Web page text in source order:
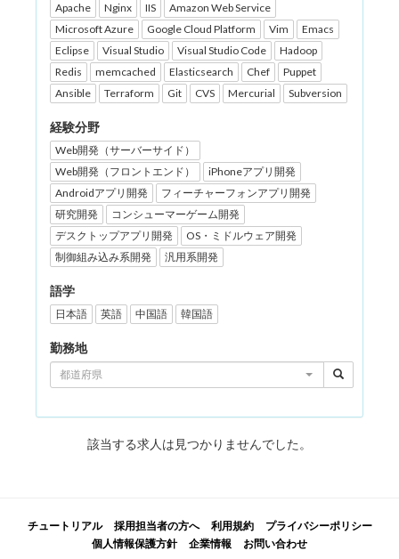
Apache
Nginx IIS
Amazon Web Service
Microsoft Azure
Google Cloud Platform Vim
Emacs
Eclipse
Visual Studio Visual Studio Code
Hadoop
Redis
memcached Elasticsearch Chef
Puppet
Ansible
Terraform Git CVS Mercurial Subversion
経験分野
Web開発（サーバーサイド）
Web開発（フロントエンド）
iPhoneアプリ開発
Androidアプリ開発
フィーチャーフォンアプリ開発
研究開発
コンシューマーゲーム開発
デスクトップアプリ開発
OS・ミドルウェア開発
制御組み込み系開発
汎用系開発
語学
日本語 英語 中国語 韓国語
勤務地
都道府県
該当する求人は見つかりませんでした。
チュートリアル 採用担当者の方へ 利用規約
プライバシーポリシー
個人情報保護方針
企業情報 お問い合わせ